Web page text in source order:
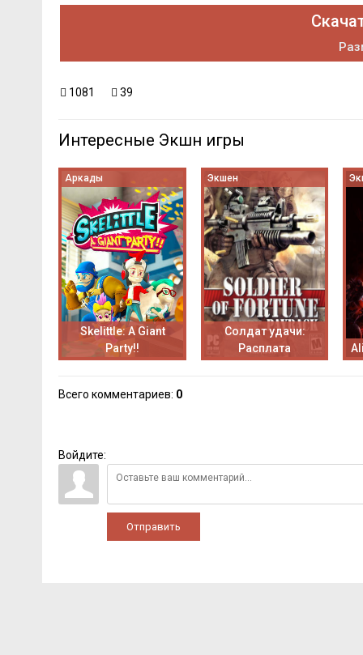
1081 39
Интересные Экшн игры
Аркады
Skelittle: A Giant
Party!!
Экшен
Солдат удачи:
Расплата
Всего комментариев: 0
Войдите:
Отправить